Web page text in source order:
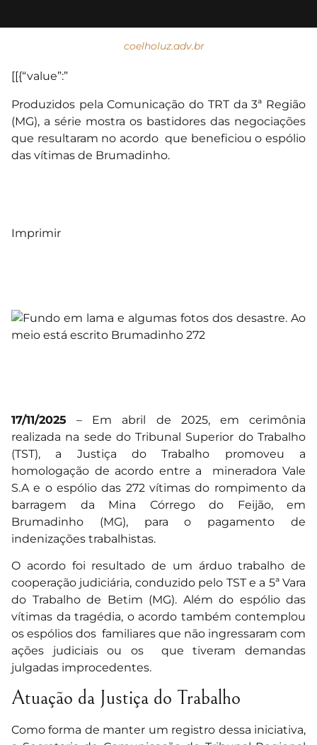
coelholuz.adv.br
[[{“value”:”
Produzidos pela Comunicação do TRT da 3ª Região
(MG), a série mostra os bastidores das negociações
que resultaram no acordo que beneficiou o espólio
das vítimas de Brumadinho.
Imprimir
17/11/2025 – Em abril de 2025, em cerimônia
realizada na sede do Tribunal Superior do Trabalho
(TST), a Justiça do Trabalho promoveu a
homologação de acordo entre a mineradora Vale
S.A e o espólio das 272 vítimas do rompimento da
barragem da Mina Córrego do Feijão, em
Brumadinho (MG), para o pagamento de
indenizações trabalhistas.
O acordo foi resultado de um árduo trabalho de
cooperação judiciária, conduzido pelo TST e a 5ª Vara
do Trabalho de Betim (MG). Além do espólio das
vítimas da tragédia, o acordo também contemplou
os espólios dos familiares que não ingressaram com
ações judiciais ou os que tiveram demandas
julgadas improcedentes.
Atuação da Justiça do Trabalho
Como forma de manter um registro dessa iniciativa,